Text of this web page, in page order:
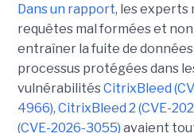
Dans un rapport, les
requêtes mal formées et
entraîner la fuite de
processus protégées dans
vulnérabilitésCitrixBleed
4966), CitrixBleed 2 (CVE-
(CVE-2026-3055) avaient